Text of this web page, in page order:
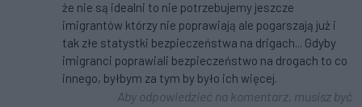
że nie są idealni to nie potrzebujemy jeszcze
imigrantów którzy nie poprawiają ale pogarszają już i
tak złe statystki bezpieczeństwa na drigach... Gdyby
imigranci poprawiali bezpieczeństwo na drogach to co
innego, byłbym za tym by było ich więcej.
Aby odpowiedzieć na komentarz, musisz być